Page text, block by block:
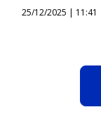
25/12/2025 | 11:41